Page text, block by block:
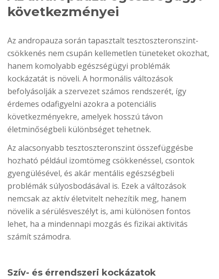
következményei
Az andropauza során tapasztalt tesztoszteronszint-
csökkenés nem csupán kellemetlen tüneteket okozhat,
hanem komolyabb egészségügyi problémák
kockázatát is növeli. A hormonális változások
befolyásolják a szervezet számos rendszerét, így
érdemes odafigyelni azokra a potenciális
következményekre, amelyek hosszú távon
életminőségbeli különbséget tehetnek.
Az alacsonyabb tesztoszteronszint összefüggésbe
hozható például izomtömeg csökkenéssel, csontok
gyengülésével, és akár mentális egészségbeli
problémák súlyosbodásával is. Ezek a változások
nemcsak az aktív életvitelt nehezítik meg, hanem
növelik a sérülésveszélyt is, ami különösen fontos
lehet, ha a mindennapi mozgás és fizikai aktivitás
számít számodra.
Szív- és érrendszeri kockázatok